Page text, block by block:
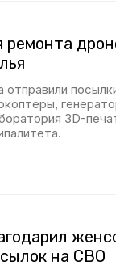
отправили
3D-
на СВО